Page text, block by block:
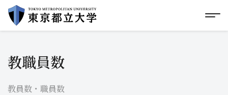
イ
ツ
グローバルメニューにスキップ メ
教職員数
教員数・職員数